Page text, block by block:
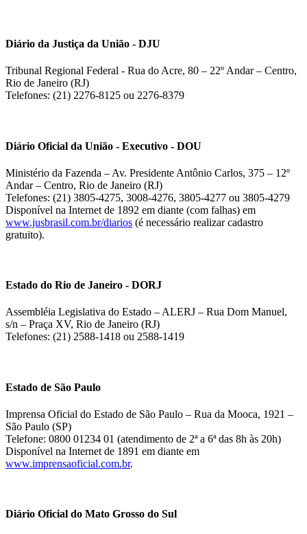
Diário da Justiça da União - DJU
Tribunal Regional Federal - Rua do Acre, 80 – 22º Andar – Centro,
Rio de Janeiro (RJ)
Telefones: (21) 2276-8125 ou 2276-8379
Diário Oficial da União - Executivo - DOU
Ministério da Fazenda – Av. Presidente Antônio Carlos, 375 – 12º
Andar – Centro, Rio de Janeiro (RJ)
Telefones: (21) 3805-4275, 3008-4276, 3805-4277 ou 3805-4279
Disponível na Internet de 1892 em diante (com falhas) em
www.jusbrasil.com.br/diarios (é necessário realizar cadastro
gratuito).
Estado do Rio de Janeiro - DORJ
Assembléia Legislativa do Estado – ALERJ – Rua Dom Manuel,
s/n – Praça XV, Rio de Janeiro (RJ)
Telefones: (21) 2588-1418 ou 2588-1419
Estado de São Paulo
Imprensa Oficial do Estado de São Paulo – Rua da Mooca, 1921 –
São Paulo (SP)
Telefone: 0800 01234 01 (atendimento de 2ª a 6ª das 8h às 20h)
Disponível na Internet de 1891 em diante em
www.imprensaoficial.com.br.
Diário Oficial do Mato Grosso do Sul